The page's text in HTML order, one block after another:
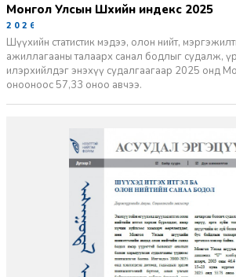
Монгол Улсын Шүүхийн индекс 2025
2026-06-11
Шүүхийн статистик мэдээ, олон нийт,
ажиллагааны талаарх санал бодлыг судалж,
илэрхийлдэг энэхүү судалгаагаар 2025 онд
онооноос 57,33 оноо авчээ.